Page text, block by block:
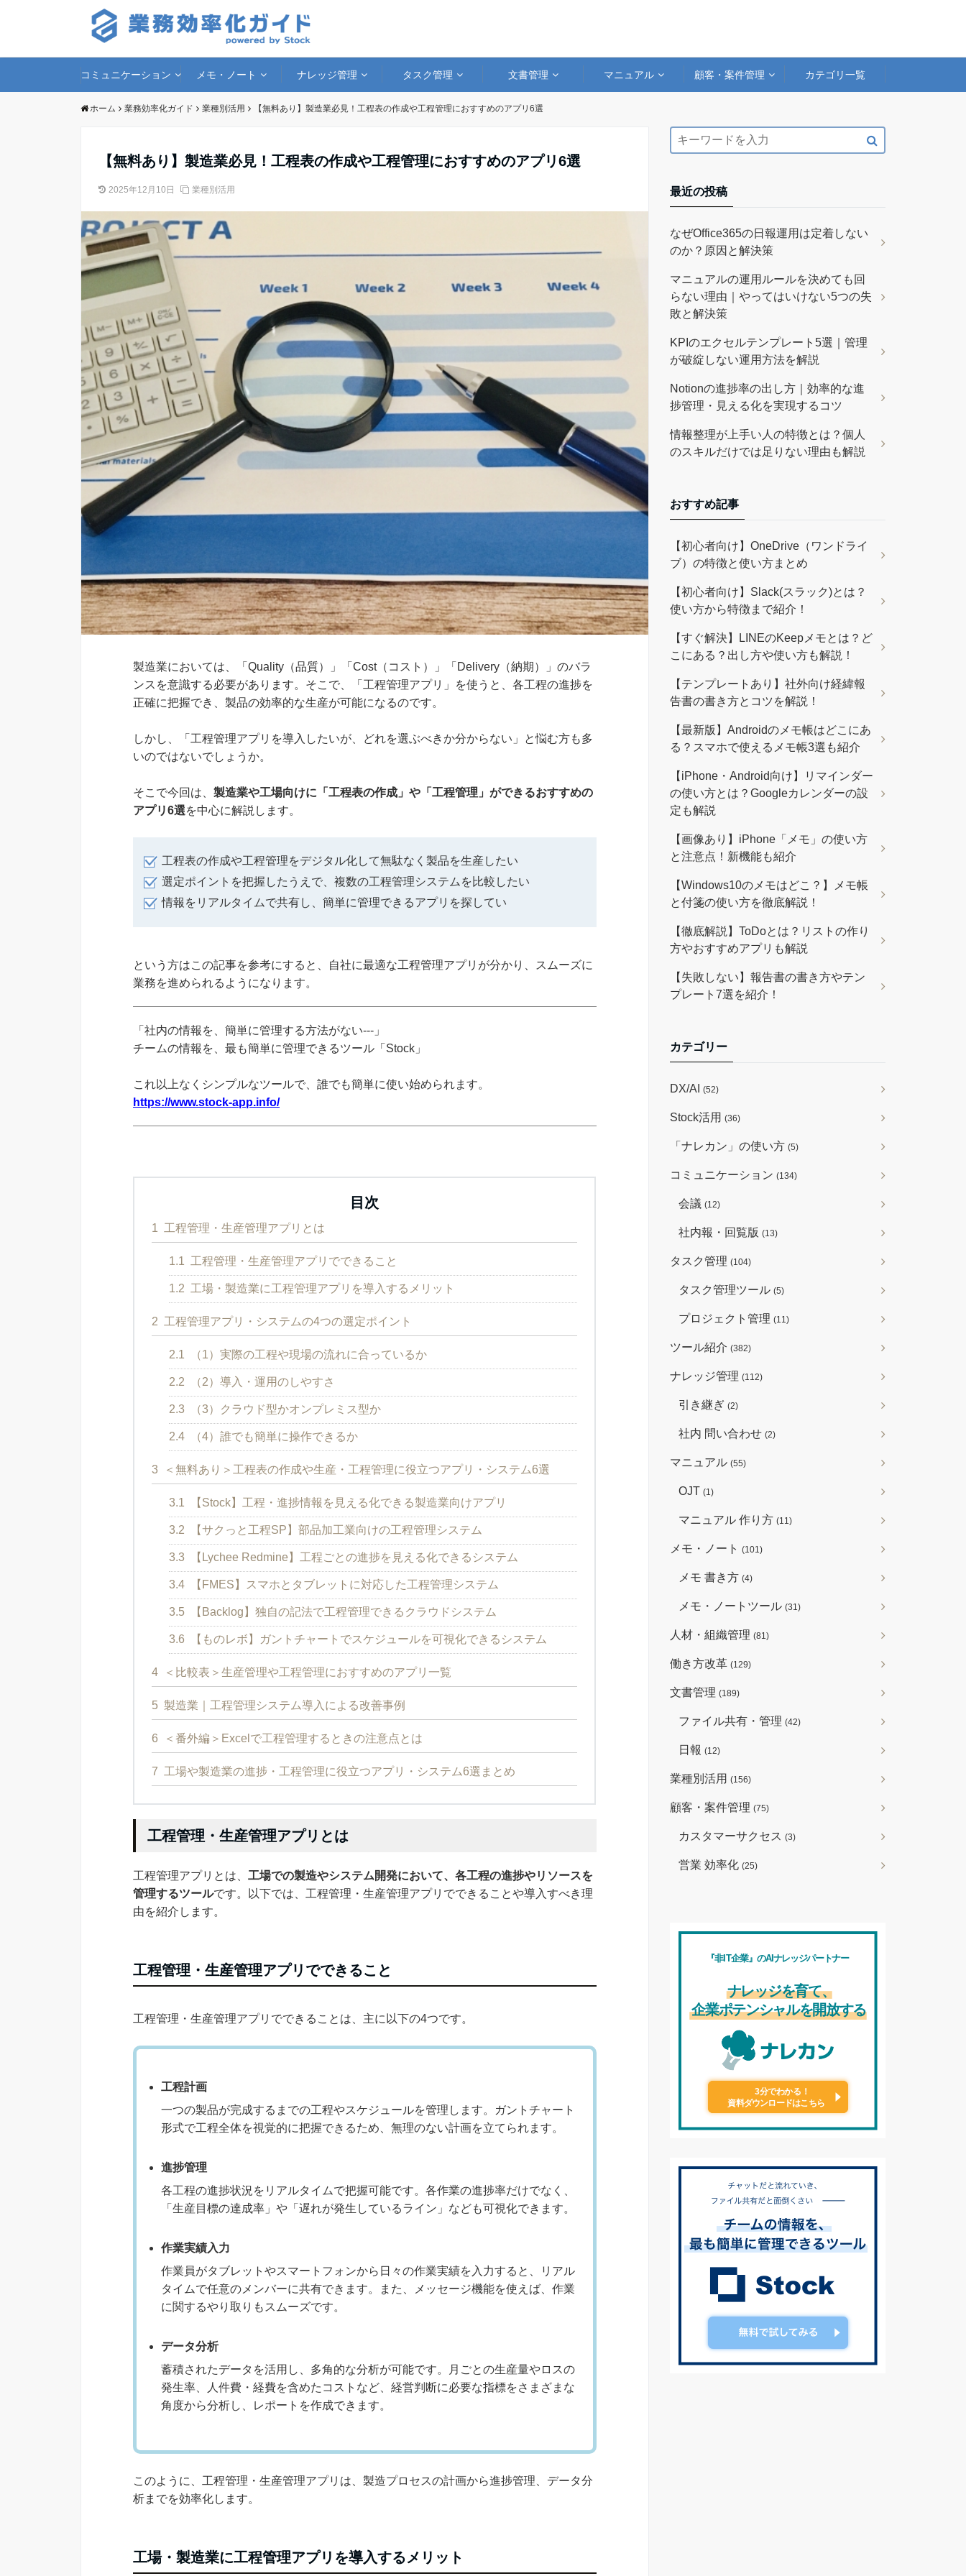
コミュニケーション メモ・ノート ナレッジ管理 タスク管理 文書管理 マニュアル 顧客・案件管理 カテゴリ一覧
ホーム 業務効率化ガイド 業種別活用 【無料あり】製造業必見！工程表の作成や工程管理におすすめのアプリ6選
【無料あり】製造業必見！工程表の作成や工程管理におすすめのアプリ6選
2025年12月10日 業種別活用
製造業においては、「Quality（品質）」「Cost（コスト）」「Delivery（納期）」のバラ
ンスを意識する必要があります。そこで、「工程管理アプリ」を使うと、各工程の進捗を
正確に把握でき、製品の効率的な生産が可能になるのです。
しかし、「工程管理アプリを導入したいが、どれを選ぶべきか分からない」と悩む方も多
いのではないでしょうか。
そこで今回は、 製造業や工場向けに「工程表の作成」や「工程管理」ができるおすすめの
アプリ6選を中心に解説します。
工程表の作成や工程管理をデジタル化して無駄なく製品を生産したい
選定ポイントを把握したうえで、複数の工程管理システムを比較したい
情報をリアルタイムで共有し、簡単に管理できるアプリを探してい
という方はこの記事を参考にすると、自社に最適な工程管理アプリが分かり、スムーズに
業務を進められるようになります。
「社内の情報を、簡単に管理する方法がない---」
チームの情報を、最も簡単に管理できるツール「Stock」
これ以上なくシンプルなツールで、誰でも簡単に使い始められます。
https://www.stock-app.info/
目次
1 工程管理・生産管理アプリとは
1.1 工程管理・生産管理アプリでできること
1.2 工場・製造業に工程管理アプリを導入するメリット
2 工程管理アプリ・システムの4つの選定ポイント
2.1 （1）実際の工程や現場の流れに合っているか
2.2 （2）導入・運用のしやすさ
2.3 （3）クラウド型かオンプレミス型か
2.4 （4）誰でも簡単に操作できるか
3 ＜無料あり＞工程表の作成や生産・工程管理に役立つアプリ・システム6選
3.1 【Stock】工程・進捗情報を見える化できる製造業向けアプリ
3.2 【サクっと工程SP】部品加工業向けの工程管理システム
3.3 【Lychee Redmine】工程ごとの進捗を見える化できるシステム
3.4 【FMES】スマホとタブレットに対応した工程管理システム
3.5 【Backlog】独自の記法で工程管理できるクラウドシステム
3.6 【ものレボ】ガントチャートでスケジュールを可視化できるシステム
4 ＜比較表＞生産管理や工程管理におすすめのアプリ一覧
5 製造業｜工程管理システム導入による改善事例
6 ＜番外編＞Excelで工程管理するときの注意点とは
7 工場や製造業の進捗・工程管理に役立つアプリ・システム6選まとめ
工程管理・生産管理アプリとは
工程管理アプリとは、 工場での製造やシステム開発において、各工程の進捗やリソースを
管理するツールです。以下では、工程管理・生産管理アプリでできることや導入すべき理
由を紹介します。
工程管理・生産管理アプリでできること
工程管理・生産管理アプリでできることは、主に以下の4つです。
工程計画
一つの製品が完成するまでの工程やスケジュールを管理します。ガントチャート
形式で工程全体を視覚的に把握できるため、無理のない計画を立てられます。
進捗管理
各工程の進捗状況をリアルタイムで把握可能です。各作業の進捗率だけでなく、
「生産目標の達成率」や「遅れが発生しているライン」なども可視化できます。
作業実績入力
作業員がタブレットやスマートフォンから日々の作業実績を入力すると、リアル
タイムで任意のメンバーに共有できます。また、メッセージ機能を使えば、作業
に関するやり取りもスムーズです。
データ分析
蓄積されたデータを活用し、多角的な分析が可能です。月ごとの生産量やロスの
発生率、人件費・経費を含めたコストなど、経営判断に必要な指標をさまざまな
角度から分析し、レポートを作成できます。
このように、工程管理・生産管理アプリは、製造プロセスの計画から進捗管理、データ分
析までを効率化します。
工場・製造業に工程管理アプリを導入するメリット
最近の投稿
なぜOffice365の日報運用は定着しない
のか？原因と解決策
マニュアルの運用ルールを決めても回
らない理由｜やってはいけない5つの失
敗と解決策
KPIのエクセルテンプレート5選｜管理
が破綻しない運用方法を解説
Notionの進捗率の出し方｜効率的な進
捗管理・見える化を実現するコツ
情報整理が上手い人の特徴とは？個人
のスキルだけでは足りない理由も解説
おすすめ記事
【初心者向け】OneDrive（ワンドライ
ブ）の特徴と使い方まとめ
【初心者向け】Slack(スラック)とは？
使い方から特徴まで紹介！
【すぐ解決】LINEのKeepメモとは？ど
こにある？出し方や使い方も解説！
【テンプレートあり】社外向け経緯報
告書の書き方とコツを解説！
【最新版】Androidのメモ帳はどこにあ
る？スマホで使えるメモ帳3選も紹介
【iPhone・Android向け】リマインダー
の使い方とは？Googleカレンダーの設
定も解説
【画像あり】iPhone「メモ」の使い方
と注意点！新機能も紹介
【Windows10のメモはどこ？】メモ帳
と付箋の使い方を徹底解説！
【徹底解説】ToDoとは？リストの作り
方やおすすめアプリも解説
【失敗しない】報告書の書き方やテン
プレート7選を紹介！
カテゴリー
DX/AI (52)
Stock活用 (36)
「ナレカン」の使い方 (5)
コミュニケーション (134)
会議 (12)
社内報・回覧版 (13)
タスク管理 (104)
タスク管理ツール (5)
プロジェクト管理 (11)
ツール紹介 (382)
ナレッジ管理 (112)
引き継ぎ (2)
社内 問い合わせ (2)
マニュアル (55)
OJT (1)
マニュアル 作り方 (11)
メモ・ノート (101)
メモ 書き方 (4)
メモ・ノートツール (31)
人材・組織管理 (81)
働き方改革 (129)
文書管理 (189)
ファイル共有・管理 (42)
日報 (12)
業種別活用 (156)
顧客・案件管理 (75)
カスタマーサクセス (3)
営業 効率化 (25)